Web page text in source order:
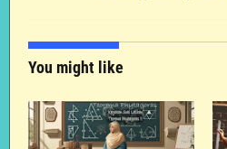
You might like